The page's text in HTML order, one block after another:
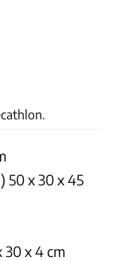
50 x 30 x 45
30 x 4 cm